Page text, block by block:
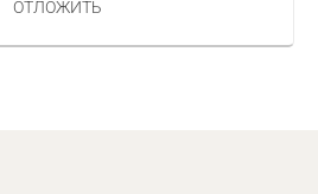
ОТЛОЖИТЬ